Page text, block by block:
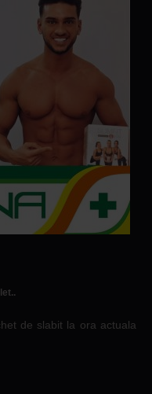
de slabit la ora actuala